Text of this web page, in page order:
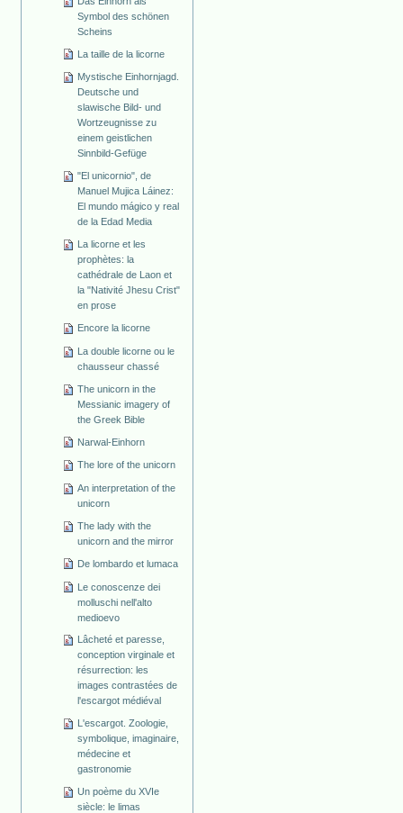
Symbol des schönen
Scheins
La taille de la licorne
Mystische Einhornjagd.
Deutsche und
slawische Bild- und
Wortzeugnisse zu
einem geistlichen
Sinnbild-Gefüge
"El unicornio", de
Manuel Mujica Láinez:
El mundo mágico y real
de la Edad Media
La licorne et les
prophètes: la
cathédrale de Laon et
la "Nativité Jhesu Crist"
en prose
Encore la licorne
La double licorne ou le
chausseur chassé
The unicorn in the
Messianic imagery of
the Greek Bible
Narwal-Einhorn
The lore of the unicorn
An interpretation of the
unicorn
The lady with the
unicorn and the mirror
De lombardo et lumaca
Le conoscenze dei
molluschi nell'alto
medioevo
Lâcheté et paresse,
conception virginale et
résurrection: les
images contrastées de
l'escargot médiéval
L'escargot. Zoologie,
symbolique, imaginaire,
médecine et
gastronomie
Un poème du XVIe
siècle: le limas